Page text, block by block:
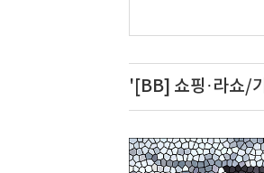
'[BB] 쇼핑·라쇼/